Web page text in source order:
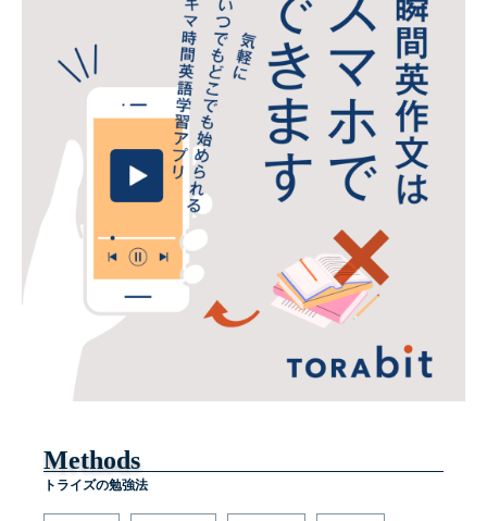
Methods
トライズの勉強法